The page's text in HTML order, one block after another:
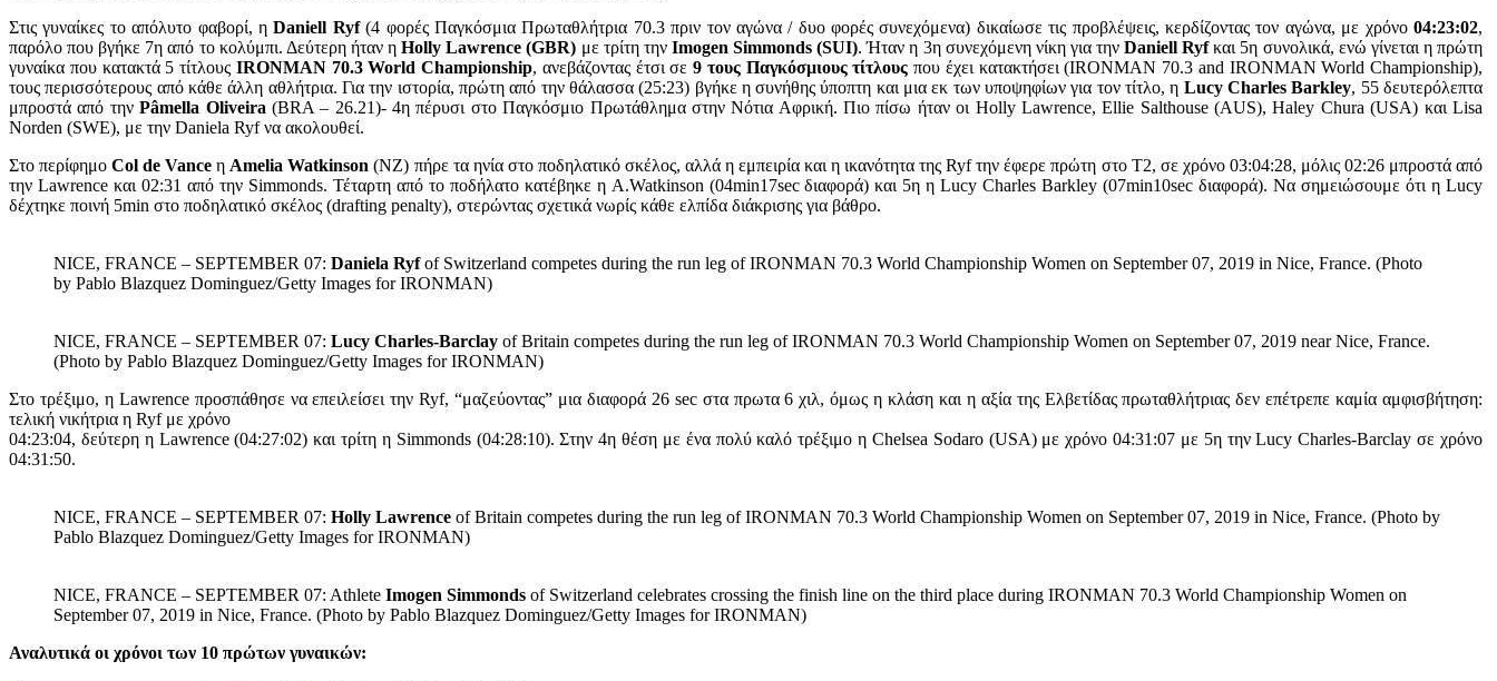
Στις γυναίκες το απόλυτο φαβορί, ηDaniell Ryf(4 φορές Παγκόσμια Πρωταθλήτρια 70.3 πριν τον αγώνα / δυο φορές συνεχόμενα) δικαίωσε τις προβλέψεις, κερδίζοντας τον αγώνα, με χρόνο04:23:02,
παρόλο που βγήκε 7η από το κολύμπι. Δεύτερη ήταν ηHolly Lawrence (GBR) με τρίτη την Imogen Simmonds (SUI). Ήταν η 3η συνεχόμενη νίκη για τηνDaniell Ryfκαι 5η συνολικά, ενώ γίνεται η πρώτη
γυναίκα που κατακτά 5 τίτλους IRONMAN 70.3 World Championship, ανεβάζοντας έτσι σε 9 τους Παγκόσμιους τίτλους που έχει κατακτήσει (IRONMAN 70.3 and IRONMAN World Championship),
τους περισσότερους από κάθε άλλη αθλήτρια. Για την ιστορία, πρώτη από την θάλασσα (25:23) βγήκε η συνήθης ύποπτη και μια εκ των υποψηφίων για τον τίτλο, η Lucy Charles Barkley, 55 δευτερόλεπτα
μπροστά από τηνPâmella Oliveira (BRA – 26.21)- 4η πέρυσι στο Παγκόσμιο Πρωτάθλημα στην Νότια Αφρική. Πιο πίσω ήταν οι Holly Lawrence, Ellie Salthouse (AUS), Haley Chura (USA) και Lisa
Norden (SWE), με την Daniela Ryf να ακολουθεί.
Στο περίφημοCol de Vance η Amelia Watkinson (NZ) πήρε τα ηνία στο ποδηλατικό σκέλος, αλλά η εμπειρία και η ικανότητα της Ryf την έφερε πρώτη στο Τ2, σε χρόνο 03:04:28, μόλις 02:26 μπροστά από
την Lawrence και 02:31 από την Simmonds. Τέταρτη από το ποδήλατο κατέβηκε η A.Watkinson (04min17sec διαφορά) και 5η η Lucy Charles Barkley (07min10sec διαφορά). Να σημειώσουμε ότι η Lucy
δέχτηκε ποινή 5min στο ποδηλατικό σκέλος (drafting penalty), στερώντας σχετικά νωρίς κάθε ελπίδα διάκρισης για βάθρο.
NICE, FRANCE – SEPTEMBER 07: Daniela Ryfof Switzerland competes during the run leg of IRONMAN 70.3 World Championship Women on September 07, 2019 in Nice, France. (Photo
by Pablo Blazquez Dominguez/Getty Images for IRONMAN)
NICE, FRANCE – SEPTEMBER 07: Lucy Charles-Barclay of Britain competes during the run leg of IRONMAN 70.3 World Championship Women on September 07, 2019 near Nice, France.
(Photo by Pablo Blazquez Dominguez/Getty Images for IRONMAN)
Στο τρέξιμο, η Lawrence προσπάθησε να επειλείσει την Ryf, “μαζεύοντας” μια διαφορά 26 sec στα πρωτα 6 χιλ, όμως η κλάση και η αξία της Ελβετίδας πρωταθλήτριας δεν επέτρεπε καμία αμφισβήτηση:
τελική νικήτρια η Ryf με χρόνο
04:23:04, δεύτερη η Lawrence (04:27:02) και τρίτη η Simmonds (04:28:10). Στην 4η θέση με ένα πολύ καλό τρέξιμο η Chelsea Sodaro (USA) με χρόνο 04:31:07 με 5η την Lucy Charles-Barclay σε χρόνο
04:31:50.
NICE, FRANCE – SEPTEMBER 07: Holly Lawrence of Britain competes during the run leg of IRONMAN 70.3 World Championship Women on September 07, 2019 in Nice, France. (Photo by
Pablo Blazquez Dominguez/Getty Images for IRONMAN)
NICE, FRANCE – SEPTEMBER 07: Athlete Imogen Simmonds of Switzerland celebrates crossing the finish line on the third place during IRONMAN 70.3 World Championship Women on
September 07, 2019 in Nice, France. (Photo by Pablo Blazquez Dominguez/Getty Images for IRONMAN)
Αναλυτικά οι χρόνοι των 10 πρώτων γυναικών: